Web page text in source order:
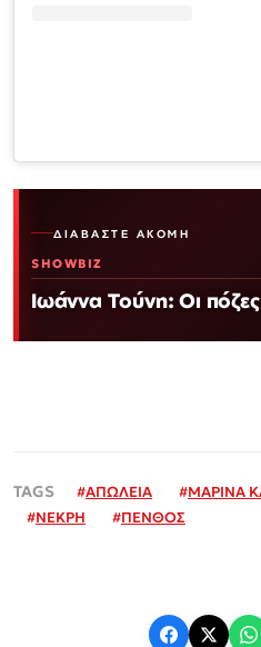
ΔΙΑΒΆΣΤΕ ΑΚΌΜΗ
SHOWBIZ
Ιωάννα Τούνη: Οι
#ΑΠΩΛΕΙΑ #ΜΑΡΙΝΑ
#ΝΕΚΡΗ #ΠΕΝΘΟΣ